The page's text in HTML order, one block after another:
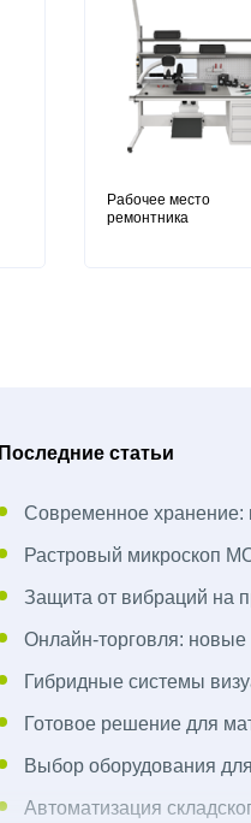
Рабочее место
ремонтника
Последние статьи
Современное хранение:
Растровый микроскоп
Защита от вибраций на
Онлайн-торговля: новые
Гибридные системы
Готовое решение для
Выбор оборудования
Автоматизация